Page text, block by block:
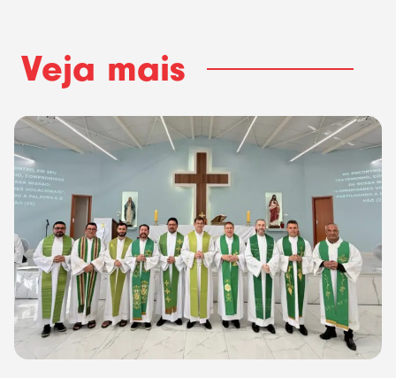
Veja mais